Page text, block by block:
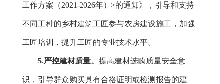
工作方案（2021-2026年） >的通知》，引导和支持
不同工种的乡村建筑工匠参与农房建设施工，加强
工匠培训，提升工匠的专业技术水平。
5.严控建材质量。提高建材选购质量安全意
识，引导群众购买具有合格证明或检测报告的建